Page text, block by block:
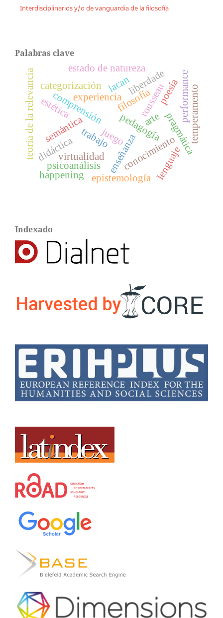
Interdisciplinarios y/o de vanguardia de la filosofía
Palabras clave
pedagogía
virtualidad enseñanza
filosofía
didáctica juego
arte
experiencia
conocimiento
comprensión
teoría de la relevancia semántica pragmática
epistemología
categorización temperamento
lenguaje
rousseau
liberdade
estado de natureza
poesía
psicoanálisis
lacan
estética performance
happening
trabajo
Indexado